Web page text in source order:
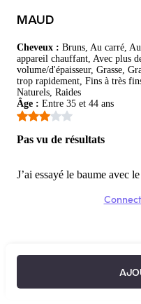
MAUD
Cheveux : Bruns, Au carré,
appareil chauffant, Avec plus
volume/d'épaisseur, Grasse,
trop rapidement, Fins à très
Naturels, Raides
Âge : Entre 35 et 44 ans
Pas vu de résultats
J’ai essayé le baume avec